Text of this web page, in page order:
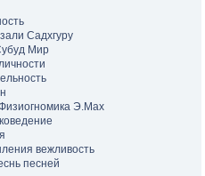
Садхгуру
Мир
Э.Мах
вежливость
песней